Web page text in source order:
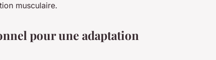
musculaire.
pour une adaptation